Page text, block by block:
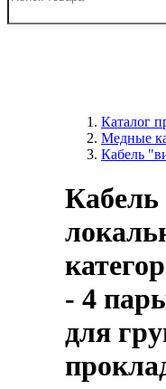
Каталог
Медные
Кабель
Кабель
- 4
для